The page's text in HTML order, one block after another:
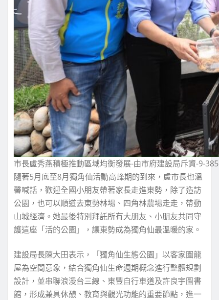
市長盧秀燕積極推動區域均衡發展-由市府建設局斥資-9-
隨著5月底至8月獨角仙活動高峰期的到來，盧市長也溫
馨喊話，歡迎全國小朋友帶著家長走進東勢，除了造訪
公園，也可以順道去東勢林場、四角林農場走走，帶動
山城經濟。她最後特別拜託所有大朋友、小朋友共同守
護這座「活的公園」，讓東勢成為獨角仙最溫暖的家。
建設局長陳大田表示，「獨角仙生態公園」以客家圍龍
屋為空間意象，結合獨角仙生命週期概念進行整體規劃
設計，並串聯浪漫台三線、東豐自行車道及許良宇圖書
館，形成兼具休憩、教育與觀光功能的重要節點，進一